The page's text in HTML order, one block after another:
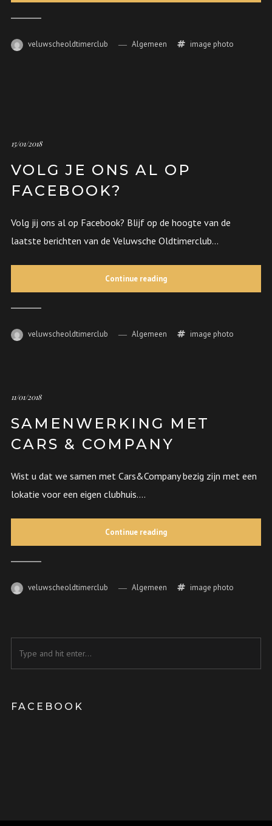
veluwscheoldtimerclub Algemeen image photo
15/01/2018
VOLG JE ONS AL OP
FACEBOOK?
Volg jij ons al op Facebook? Blijf op de hoogte van de
laatste berichten van de Veluwsche Oldtimerclub...
Continue reading
veluwscheoldtimerclub Algemeen image photo
11/01/2018
SAMENWERKING MET
CARS & COMPANY
Wist u dat we samen met Cars&Company bezig zijn met een
lokatie voor een eigen clubhuis....
Continue reading
veluwscheoldtimerclub Algemeen image photo
FACEBOOK